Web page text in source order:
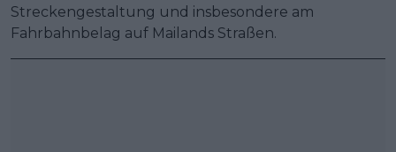
Streckengestaltung und insbesondere am
Fahrbahnbelag auf Mailands Straßen.